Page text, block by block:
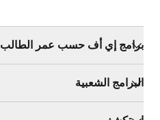
برامج إي أف حسب عمر الطالب
البرامج الشعبية